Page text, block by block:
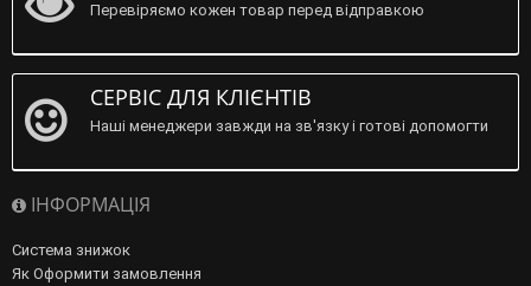
Перевіряємо кожен товар перед відправкою
СЕРВІС ДЛЯ КЛІЄНТІВ
Наші менеджери завжди на зв'язку і готові допомогти
ІНФОРМАЦІЯ
Система знижок
Як Оформити замовлення